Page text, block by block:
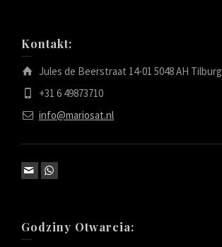
Kontakt:
Jules de Beerstraat 14-01 5048 AH Tilburg
+31 6 49873710
info@mariosat.nl
Godziny Otwarcia: